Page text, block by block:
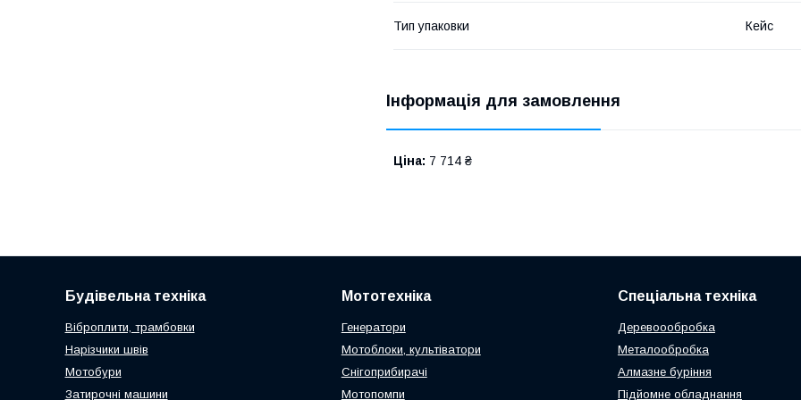
Тип упаковки Кейс
Інформація для замовлення
Ціна: 7 714 ₴
Будівельна техніка
Віброплити, трамбовки
Нарізчики швів
Мотобури
Затирочні машини
Мототехніка
Генератори
Мотоблоки, культіватори
Снігоприбирачі
Мотопомпи
Спеціальна техніка
Деревоообробка
Металообробка
Алмазне буріння
Підйомне обладнання